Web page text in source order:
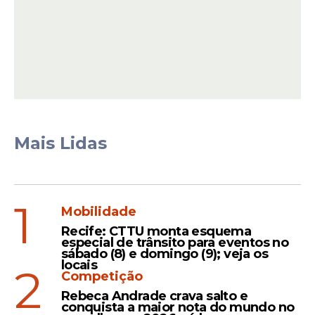
iniciativa "Caminhos Seguros", promovida
pelo Ministério da Justiça, que tem como
objetivo combater a exploração sexual de
crianças e adolescentes.
Mais Lidas
1
Mobilidade
Recife: CTTU monta esquema
especial de trânsito para eventos no
sábado (8) e domingo (9); veja os
locais
2
Competição
Rebeca Andrade crava salto e
conquista a maior nota do mundo no